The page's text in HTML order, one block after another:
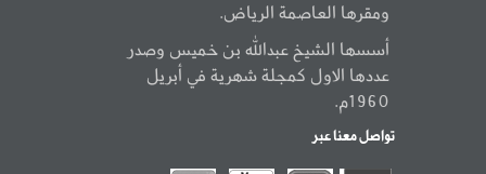
ومقرها العاصمة الرياض.
أسسها الشيخ عبدالله بن خميس وصدر
عددها الاول كمجلة شهرية في أبريل
1960م.
تواصل معنا عبر